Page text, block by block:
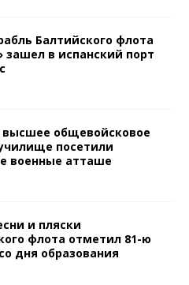
Балтийского флота
в испанский порт
высшее общевойсковое
посетили
военные атташе
и пляски
флота отметил 81-ю
дня образования